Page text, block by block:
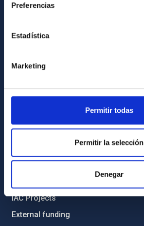
Preferencias
Estadística
Marketing
Permitir todas
Permitir la selección
Denegar
How to get to the IAC
Library
Legislation
Code of ethics and anti-fraud policy
Gender equality and diversity
Environment and Sustainability
IAC Projects
External funding